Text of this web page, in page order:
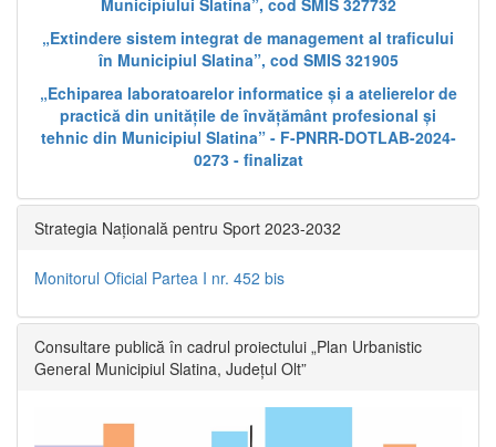
Municipiului Slatina”, cod SMIS 327732
„Extindere sistem integrat de management al traficului
în Municipiul Slatina”, cod SMIS 321905
„Echiparea laboratoarelor informatice și a atelierelor de
practică din unitățile de învățământ profesional și
tehnic din Municipiul Slatina” - F-PNRR-DOTLAB-2024-
0273 - finalizat
Strategia Națională pentru Sport 2023-2032
Monitorul Oficial Partea I nr. 452 bis
Consultare publică în cadrul proiectului „Plan Urbanistic
General Municipiul Slatina, Județul Olt”